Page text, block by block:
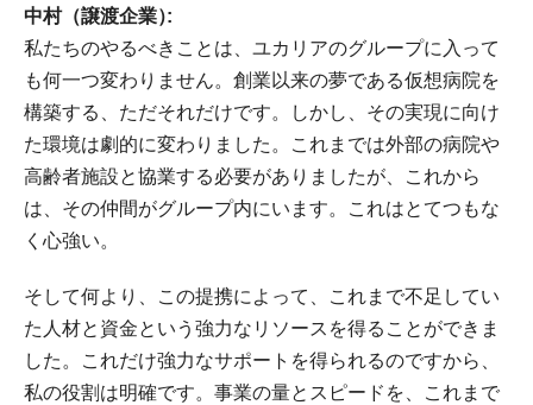
中村（譲渡企業）
私たちのやるべきことは、ユカリアのグループに入って
も何一つ変わりません。創業以来の夢である仮想病院を
構築する、ただそれだけです。しかし、その実現に向け
た環境は劇的に変わりました。これまでは外部の病院や
高齢者施設と協業する必要がありましたが、これから
は、その仲間がグループ内にいます。これはとてつもな
く心強い。
そして何より、この提携によって、これまで不足してい
た人材と資金という強力なリソースを得ることができま
した。これだけ強力なサポートを得られるのですから、
私の役割は明確です。事業の量とスピードを、これまで